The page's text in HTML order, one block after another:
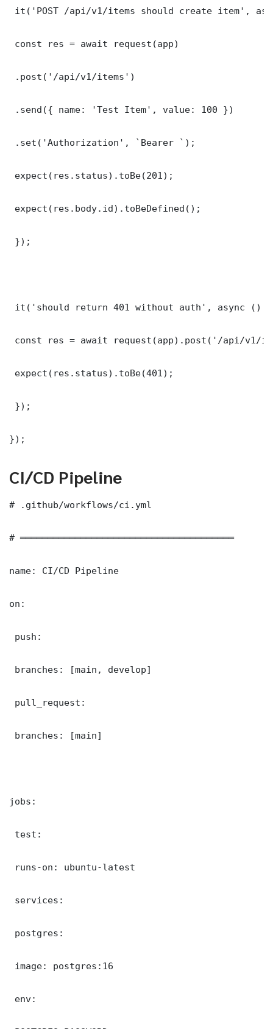
it('POST /api/v1/items should create item',
const res = await request(app)
.post('/api/v1/items')
.send({ name: 'Test Item', value: 100 })
.set('Authorization', `Bearer `);
expect(res.status).toBe(201);
expect(res.body.id).toBeDefined();
});
it('should return 401 without auth', async ()
const res = await request(app).post('/api/v1/
expect(res.status).toBe(401);
});
});
CI/CD Pipeline
# .github/workflows/ci.yml
# ═══════════════════════════════════════
name: CI/CD Pipeline
on:
push:
branches: [main, develop]
pull_request:
branches: [main]
jobs:
test:
runs-on: ubuntu-latest
services:
postgres:
image: postgres:16
env: